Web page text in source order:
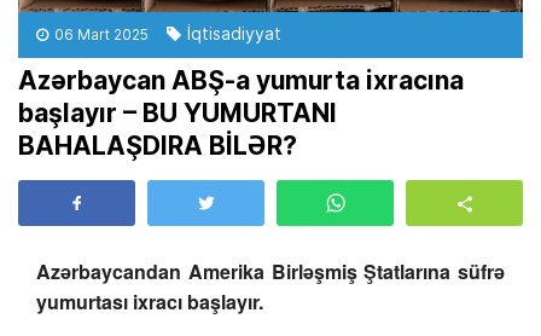
06 Mart 2025 İqtisadiyyat
Azərbaycan ABŞ-a yumurta ixracına
başlayır – BU YUMURTANI
BAHALAŞDIRA BİLƏR?
Azərbaycandan Amerika Birləşmiş Ştatlarına süfrə
yumurtası ixracı başlayır.